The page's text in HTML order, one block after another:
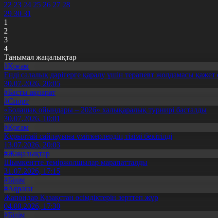
22 23 24 25 26 27 28
29 30 31
1
2
3
4
Танымал жаңалықтар
#Қоғам
Енді салалық дәрігерге қаралу үшін терапевт жолдамасы қажет
30.07.2026, 20:05
#Басты ақпарат
#Спорт
«Болашақ ойындары – 2026» халықаралық турнирі басталды
30.07.2026, 10:01
#Қоғам
Құрылтай сайлауына үміткерлердің тізімі бекітілді
13.07.2026, 20:03
#Жаңалықтар
Шымкентте теміржолшылар марапатталды
31.07.2026, 17:15
#Білім
#Aqparat
Жапондар Қазақстан өсімдіктерін зерттеп жүр
04.08.2026, 17:30
#Білім